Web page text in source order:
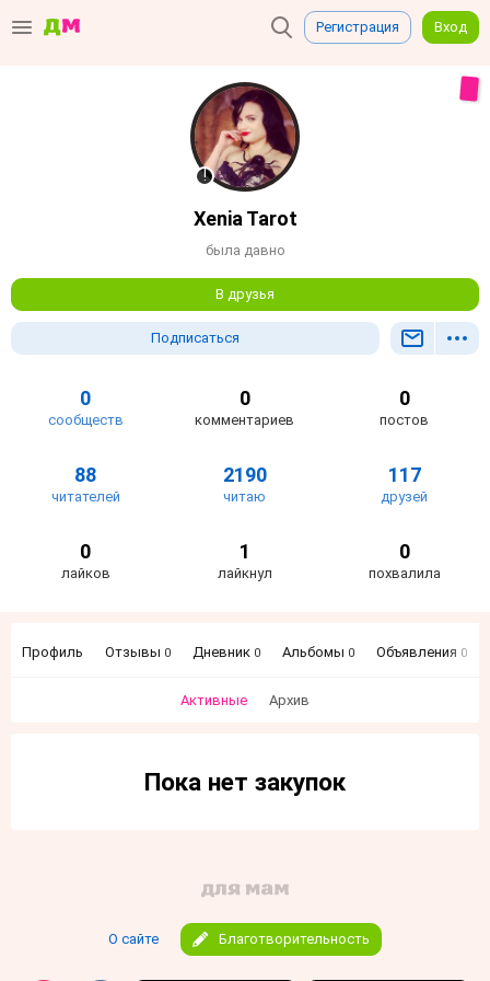
Регистрация Вход
Xenia Tarot
была давно
В друзья
Подписаться
0
сообществ
0
комментариев
0
постов
88
читателей
2190
читаю
117
друзей
0
лайков
1
лайкнул
0
похвалила
Профиль Отзывы 0 Дневник 0 Альбомы 0 Объявления 0
Активные Архив
Пока нет закупок
О сайте Благотворительность